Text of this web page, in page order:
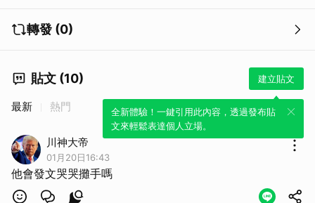
轉發 (0)
貼文 (10) 建立貼文
全新體驗！一鍵引用此內容，透過發布貼
文來輕鬆表達個人立場。
最新 熱門
川神大帝
01月20日16:43
他會發文哭哭攤手嗎